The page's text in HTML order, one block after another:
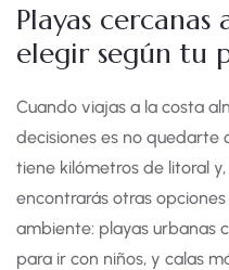
Playas
elegir según tu
Cuando viajas a la costa
decisiones es no quedarte
tiene kilómetros de litoral
encontrarás otras
ambiente: playas urbanas
para ir con niños, y calas